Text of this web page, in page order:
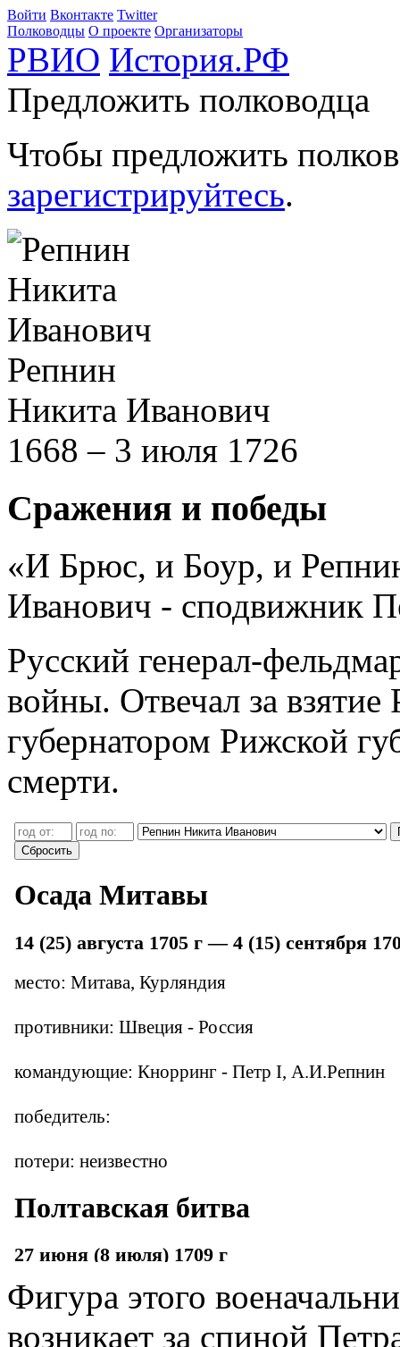
Войти Вконтакте Twitter
Полководцы О проекте Организаторы
РВИО История.РФ
Предложить полководца
Чтобы предложить
зарегистрируйтесь.
Репнин
Никита Иванович
1668 – 3 июля 1726
Сражения и победы
«И Брюс, и Боур, и
Иванович - сподвижник
Русский генерал-
войны. Отвечал за взятие
губернатором Рижской
смерти.
Фигура этого
возникает за спиной